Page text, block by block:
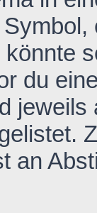
du
an